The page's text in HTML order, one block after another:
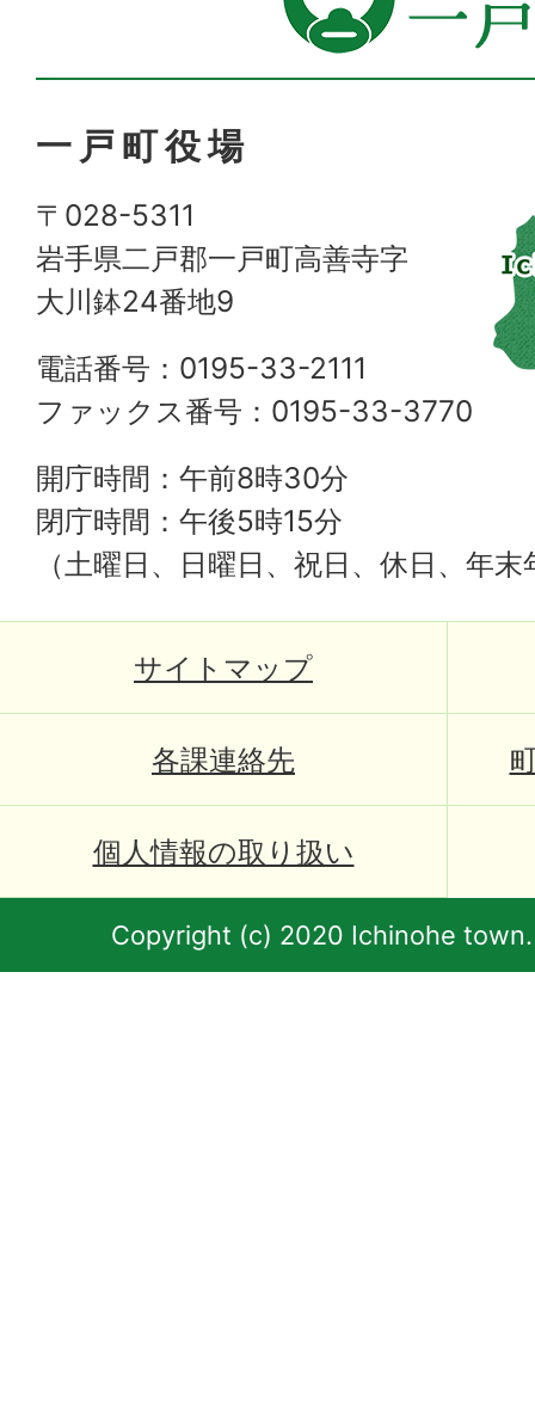
一戸町役場
〒028-5311
岩手県二戸郡一戸町高善寺字
大川鉢24番地9
電話番号：0195-33-2111
ファックス番号：0195-33-3770
開庁時間：午前8時30分
閉庁時間：午後5時15分
（土曜日、日曜日、祝日、休日、年
サイトマップ
各課連絡先
個人情報の取り扱い
Copyright (c) 2020 Ichinohe